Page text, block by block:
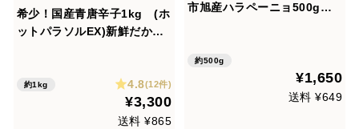
希少！国産青唐辛子1kg (ホ
ットパラソルEX)新鮮だから
るだけ！
約1kg 4.8(12件)
¥3,300
送料 ¥865
市旭産ハラペーニョ500g
約500g
¥1,650
送料 ¥649